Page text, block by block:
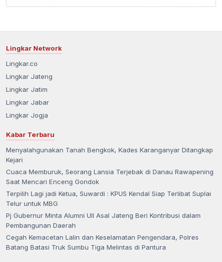
Lingkar Network
Lingkar.co
Lingkar Jateng
Lingkar Jatim
Lingkar Jabar
Lingkar Jogja
Kabar Terbaru
Menyalahgunakan Tanah Bengkok, Kades Karanganyar Ditangkap
Kejari
Cuaca Memburuk, Seorang Lansia Terjebak di Danau Rawapening
Saat Mencari Enceng Gondok
Terpilih Lagi jadi Ketua, Suwardi : KPUS Kendal Siap Terlibat Suplai
Telur untuk MBG
Pj Gubernur Minta Alumni UII Asal Jateng Beri Kontribusi dalam
Pembangunan Daerah
Cegah Kemacetan Lalin dan Keselamatan Pengendara, Polres
Batang Batasi Truk Sumbu Tiga Melintas di Pantura